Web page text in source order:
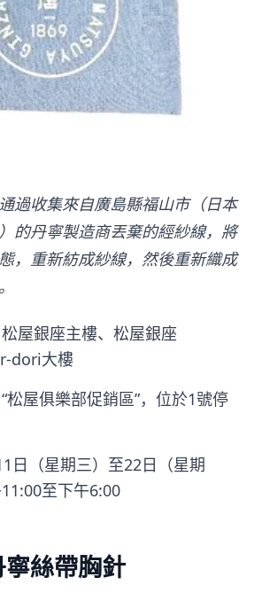
過收集來自廣島縣福山市（日本
的丹寧製造商丟棄的經紗線，將
，重新紡成紗線，然後重新織成
屋銀座主樓、松屋銀座
dori大樓
松屋俱樂部促銷區”，位於1號停
日（星期三）至22日（星期
至下午6:00
絲帶胸針